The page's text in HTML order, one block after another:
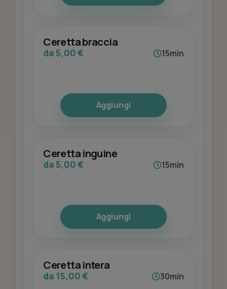
Ceretta braccia
da 5,00 € 15min
Aggiungi
Ceretta inguine
da 5,00 € 15min
Aggiungi
Ceretta intera
da 15,00 € 30min